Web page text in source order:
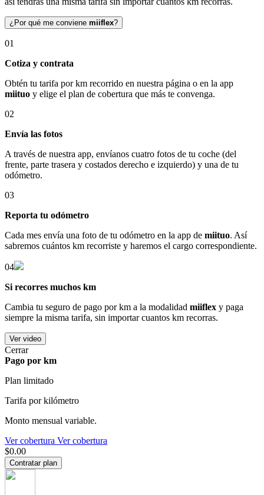
¿Por qué me conviene miiflex?
01
Cotiza y contrata
Obtén tu tarifa por km recorrido en nuestra página o en la app
miituo y elige el plan de cobertura que más te convenga.
02
Envía las fotos
A través de nuestra app, envíanos cuatro fotos de tu coche (del
frente, parte trasera y costados derecho e izquierdo) y una de tu
odómetro.
03
Reporta tu odómetro
Cada mes envía una foto de tu odómetro en la app de miituo. Así
sabremos cuántos km recorriste y haremos el cargo correspondiente.
04
Si recorres muchos km
Cambia tu seguro de pago por km a la modalidad miiflex y paga
siempre la misma tarifa, sin importar cuantos km recorras.
Ver video
Cerrar
Pago por km
Plan limitado
Tarifa por kilómetro
Monto mensual variable.
Ver cobertura Ver cobertura
$0.00
Contratar plan